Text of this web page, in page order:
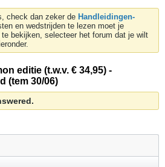
check dan zeker de Handleidingen-
en wedstrijden te lezen moet je
bekijken, selecteer het forum dat je wilt
editie (t.w.v. € 34,95) -
(tem 30/06)